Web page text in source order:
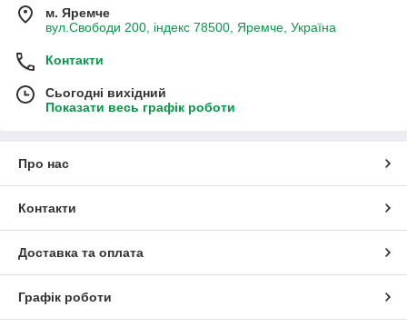
м. Яремче
вул.Свободи 200, індекс 78500, Яремче, Україна
Контакти
Сьогодні вихідний
Показати весь графік роботи
Про нас
Контакти
Доставка та оплата
Графік роботи